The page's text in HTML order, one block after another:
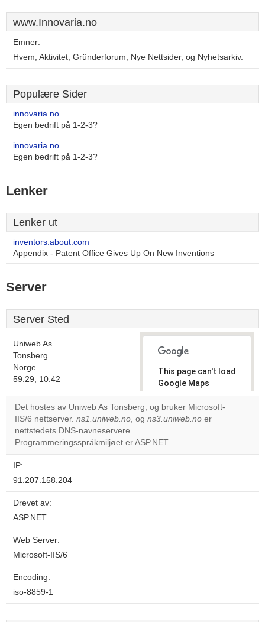
www.Innovaria.no
Emner:
Hvem, Aktivitet, Gründerforum, Nye Nettsider, og Nyhetsarkiv.
Populære Sider
innovaria.no
Egen bedrift på 1-2-3?
innovaria.no
Egen bedrift på 1-2-3?
Lenker
Lenker ut
inventors.about.com
Appendix - Patent Office Gives Up On New Inventions
Server
Server Sted
Uniweb As
Tonsberg
Norge
59.29, 10.42
This page can't load
Google Maps
correctly.
Do you
website?
Det hostes av Uniweb As Tonsberg, og bruker Microsoft-
IIS/6 nettserver. ns1.uniweb.no, og ns3.uniweb.no er
nettstedets DNS-navneservere.
Programmeringsspråkmiljøet er ASP.NET.
IP:
91.207.158.204
Drevet av:
ASP.NET
Web Server:
Microsoft-IIS/6
Encoding:
iso-8859-1